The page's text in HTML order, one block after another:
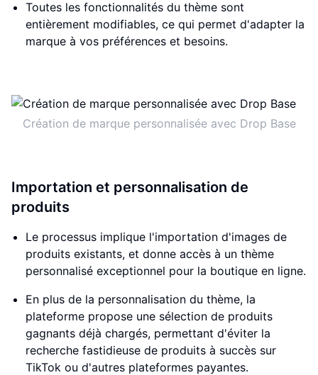
Toutes les fonctionnalités du thème sont
entièrement modifiables, ce qui permet d'adapter la
marque à vos préférences et besoins.
Création de marque personnalisée avec Drop Base
Importation et personnalisation de
produits
Le processus implique l'importation d'images de
produits existants, et donne accès à un thème
personnalisé exceptionnel pour la boutique en ligne.
En plus de la personnalisation du thème, la
plateforme propose une sélection de produits
gagnants déjà chargés, permettant d'éviter la
recherche fastidieuse de produits à succès sur
TikTok ou d'autres plateformes payantes.